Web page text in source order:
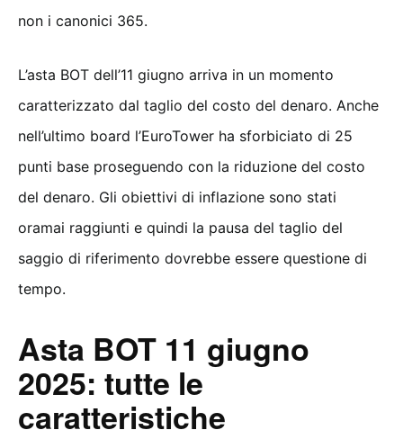
non i canonici 365.
L’asta BOT dell’11 giugno arriva in un momento
caratterizzato dal taglio del costo del denaro. Anche
nell’ultimo board l’EuroTower ha sforbiciato di 25
punti base proseguendo con la riduzione del costo
del denaro. Gli obiettivi di inflazione sono stati
oramai raggiunti e quindi la pausa del taglio del
saggio di riferimento dovrebbe essere questione di
tempo.
Asta BOT 11 giugno
2025: tutte le
caratteristiche